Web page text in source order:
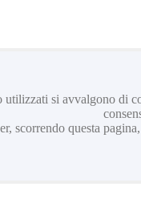
utilizzati si avvalgono di
scorrendo questa